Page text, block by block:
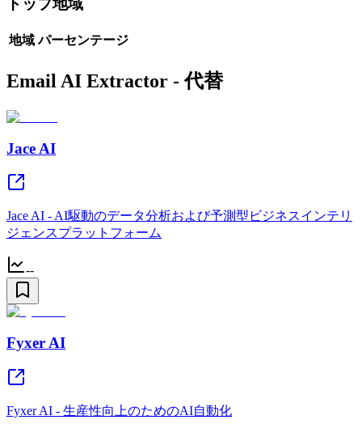
トップ地域
地域 パーセンテージ
Email AI Extractor - 代替
Jace AI
Jace AI - AI駆動のデータ分析および予測型ビジネスインテリ
ジェンスプラットフォーム
--
Fyxer AI
Fyxer AI - 生産性向上のためのAI自動化